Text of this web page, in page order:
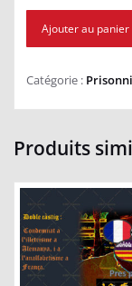
Ajouter au panier
Catégorie :
Produits